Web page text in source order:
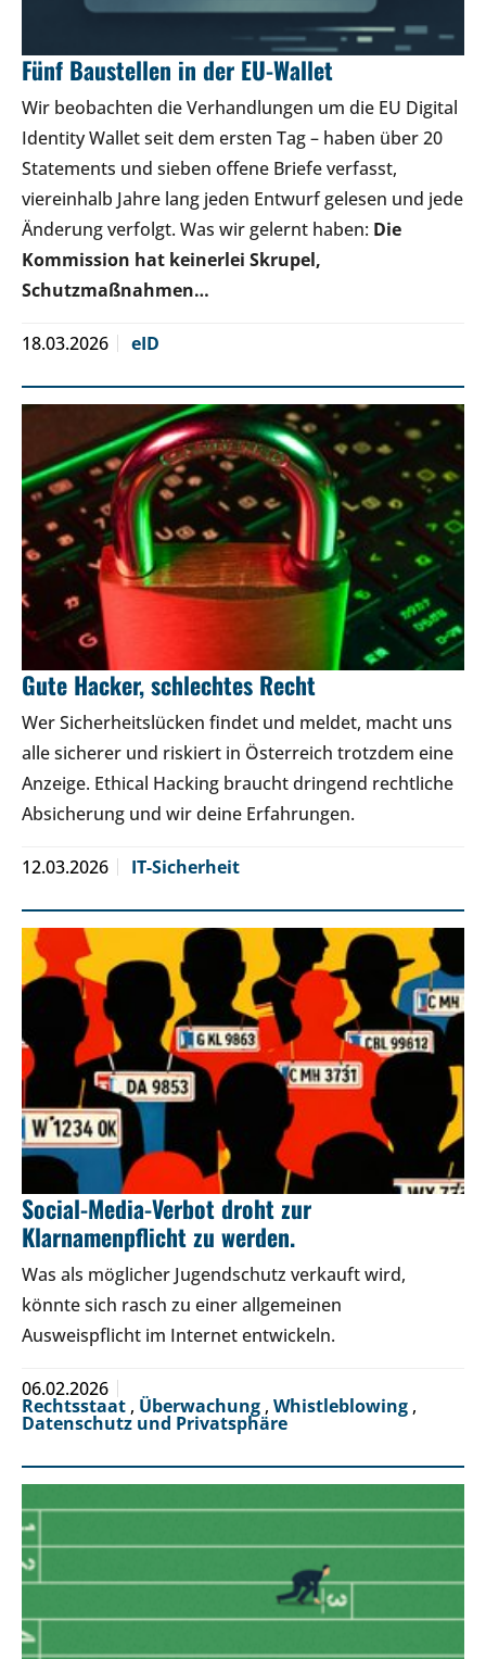
Fünf Baustellen in der EU-Wallet
Wir beobachten die Verhandlungen um die EU Digital
Identity Wallet seit dem ersten Tag – haben über 20
Statements und sieben offene Briefe verfasst,
viereinhalb Jahre lang jeden Entwurf gelesen und jede
Änderung verfolgt. Was wir gelernt haben: Die
Kommission hat keinerlei Skrupel,
Schutzmaßnahmen…
18.03.2026 eID
Gute Hacker, schlechtes Recht
Wer Sicherheitslücken findet und meldet, macht uns
alle sicherer und riskiert in Österreich trotzdem eine
Anzeige. Ethical Hacking braucht dringend rechtliche
Absicherung und wir deine Erfahrungen.
12.03.2026 IT-Sicherheit
Social-Media-Verbot droht zur
Klarnamenpflicht zu werden.
Was als möglicher Jugendschutz verkauft wird,
könnte sich rasch zu einer allgemeinen
Ausweispflicht im Internet entwickeln.
06.02.2026
Rechtsstaat , Überwachung , Whistleblowing ,
Datenschutz und Privatsphäre